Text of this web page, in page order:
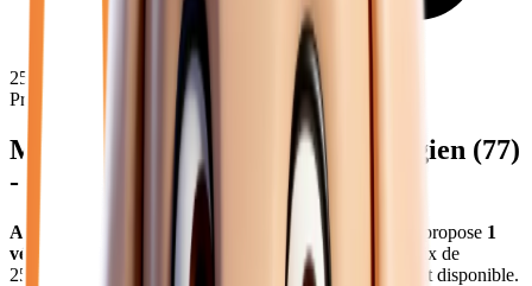
25 950
Prix moyen
Mini neuves et d'occasionà Collégien (77)
- Atlas Automobiles
Atlas Automobiles à Collégien (Seine-et-Marne) vous propose 1
véhicules
neuves et d'occasion Modèles
Prix de
25 950
€. Essai gratuit, garantie et financement disponible.